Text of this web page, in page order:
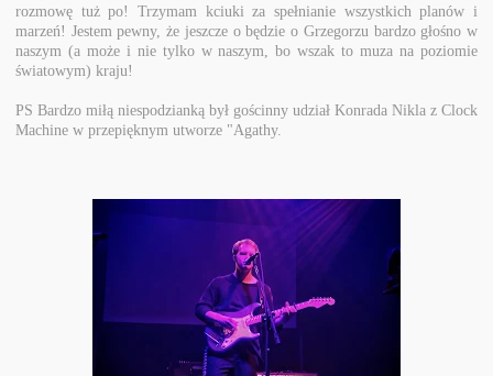
rozmowę tuż po! Trzymam kciuki za spełnianie wszystkich planów i
marzeń! Jestem pewny, że jeszcze o będzie o Grzegorzu bardzo głośno w
naszym (a może i nie tylko w naszym, bo wszak to muza na poziomie
światowym) kraju!
PS Bardzo miłą niespodzianką był gościnny udział Konrada Nikla z Clock
Machine w przepięknym utworze "Agathy.